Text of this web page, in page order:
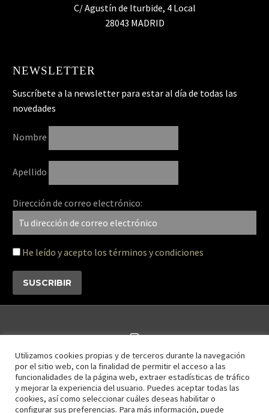
C/ Agustín de Iturbide, 4 Local
28043 MADRID
NEWSLETTER
Suscríbete a la newsletter para estar al día de todas las
novedades
Nombre
Apellido
Dirección de correo electrónico:
He leído y acepto los términos y condiciones
Contáctanos Disclaimer Privacy Policy
Utilizamos cookies propias y de terceros durante la navegación
por el sitio web, con la finalidad de permitir el acceso a las
funcionalidades de la página web, extraer estadísticas de tráfico
y mejorar la experiencia del usuario. Puedes aceptar todas las
cookies, así como seleccionar cuáles deseas habilitar o
configurar sus preferencias. Para más información, puede